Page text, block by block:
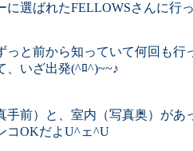
選ばれたFELLOWSさんに行
と前から知っていて何回も
、いざ出発(^ﾛ^)~~♪
前）と、室内（写真奥）があ
コOKだよU^ェ^U